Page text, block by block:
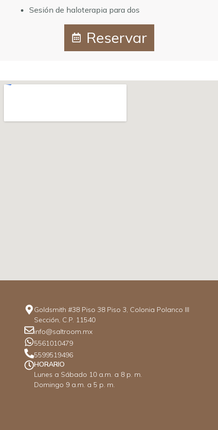
Sesión de haloterapia para dos
Reservar
Goldsmith #38 Piso 38 Piso 3, Colonia Polanco III
Sección, C.P. 11540
info@saltroom.mx
5561010479
5599519496
HORARIO
Lunes a Sábado 10 a.m. a 8 p. m.
Domingo 9 a.m. a 5 p. m.